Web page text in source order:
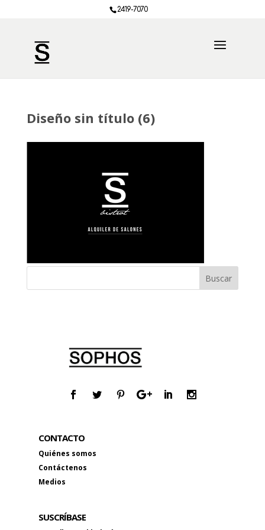
2419-7070
Diseño sin título (6)
CONTACTO
Quiénes somos
Contáctenos
Medios
SUSCRÍBASE